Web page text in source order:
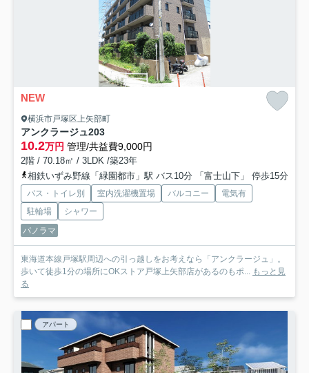
NEW
横浜市戸塚区上矢部町
アンクラージュ203
10.2万円 管理/共益費9,000円
2階 / 70.18㎡ / 3LDK /築23年
相鉄いずみ野線「緑園都市」駅 バス10分 「富士山下」 停歩15分
バス・トイレ別 室内洗濯機置場 バルコニー
電気有
駐輪場
シャワー
パノラマ
東海道本線戸塚駅周辺への引っ越しをお考えなら「アンクラージュ」。
歩いて徒歩1分の場所にOKストア戸塚上矢部店があるのもポ... もっと見
る
アパート